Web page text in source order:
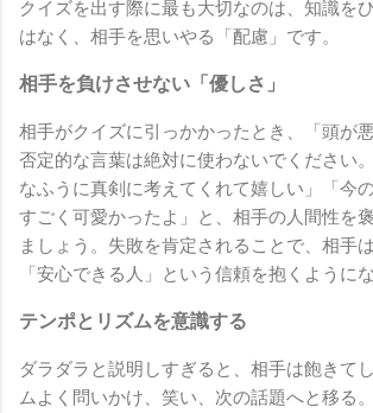
クイズを出す際に最も大切なのは、知識を
はなく、相手を思いやる「配慮」です。
相手を負けさせない「優しさ」
相手がクイズに引っかかったとき、「頭が
否定的な言葉は絶対に使わないでください
なふうに真剣に考えてくれて嬉しい」「今
すごく可愛かったよ」と、相手の人間性を
ましょう。失敗を肯定されることで、相手
「安心できる人」という信頼を抱くように
テンポとリズムを意識する
ダラダラと説明しすぎると、相手は飽きて
ムよく問いかけ、笑い、次の話題へと移る